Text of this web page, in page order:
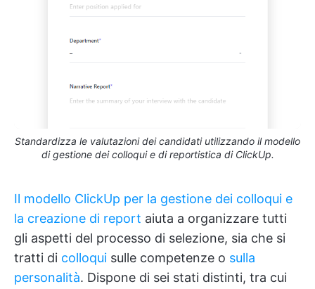
Standardizza le valutazioni dei candidati utilizzando il modello
di gestione dei colloqui e di reportistica di ClickUp.
Il modello ClickUp per la gestione dei colloqui e
la creazione di report aiuta a organizzare tutti
gli aspetti del processo di selezione, sia che si
tratti di colloqui sulle competenze o sulla
personalità. Dispone di sei stati distinti, tra cui